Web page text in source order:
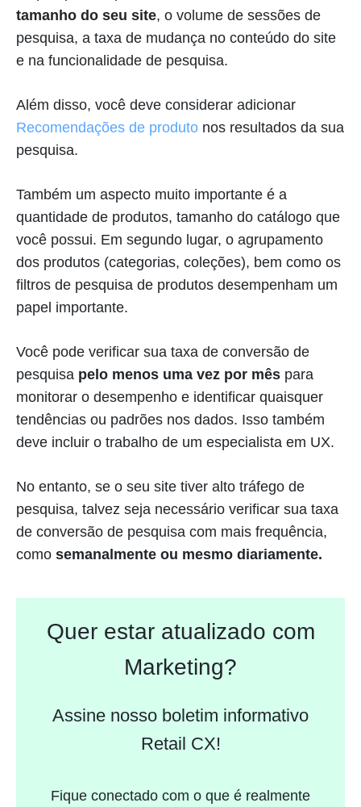
tamanho do seu site, o volume de sessões de
pesquisa, a taxa de mudança no conteúdo do site
e na funcionalidade de pesquisa.
Além disso, você deve considerar adicionar
Recomendações de produto nos resultados da sua
pesquisa.
Também um aspecto muito importante é a
quantidade de produtos, tamanho do catálogo que
você possui. Em segundo lugar, o agrupamento
dos produtos (categorias, coleções), bem como os
filtros de pesquisa de produtos desempenham um
papel importante.
Você pode verificar sua taxa de conversão de
pesquisa pelo menos uma vez por mês para
monitorar o desempenho e identificar quaisquer
tendências ou padrões nos dados. Isso também
deve incluir o trabalho de um especialista em UX.
No entanto, se o seu site tiver alto tráfego de
pesquisa, talvez seja necessário verificar sua taxa
de conversão de pesquisa com mais frequência,
como semanalmente ou mesmo diariamente.
Quer estar atualizado com
Marketing?
Assine nosso boletim informativo
Retail CX!
Fique conectado com o que é realmente